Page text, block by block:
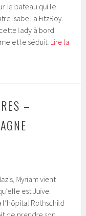
le bateau qui le
Isabella FitzRoy.
lady à bord
et le séduit. Lire la
–
Myriam vient
est Juive.
Rothschild